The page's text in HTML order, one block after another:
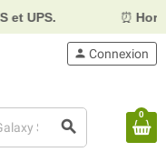
UPS. ⏰
search
person Connexion
0